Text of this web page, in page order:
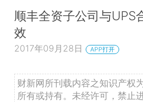
顺丰全资子公司与UPS
效
2017年09月28日 APP打开
财新网所刊载内容之知识产权
所有或持有。未经许可，禁止